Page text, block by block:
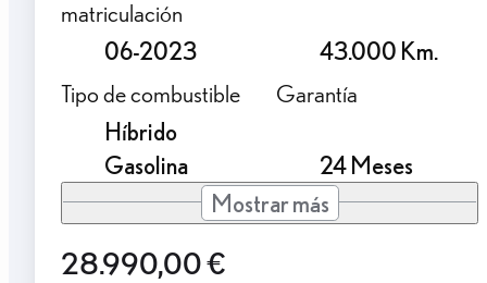
matriculación
06-2023
43.000 Km.
Tipo de combustible
Híbrido
Gasolina
Garantía
24 Meses
Mostrar más
28.990,00 €